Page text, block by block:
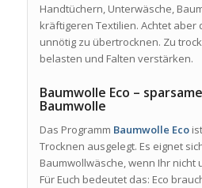
Handtüchern, Unterwäsche,
kräftigeren Textilien. Achtet aber
unnötig zu übertrocknen. Zu
belasten und Falten verstärken.
Baumwolle Eco –
Baumwolle
Das Programm Baumwolle Eco
Trocknen ausgelegt. Es eignet
Baumwollwäsche, wenn Ihr nicht
Für Euch bedeutet das: Eco